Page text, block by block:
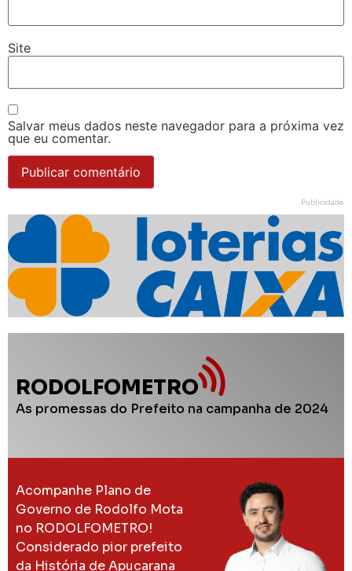
Site
Salvar meus dados neste navegador para a próxima vez
que eu comentar.
Publicidade
RODOLFOMETRO
As promessas do Prefeito na campanha de 2024
Acompanhe Plano de
Governo de Rodolfo Mota
no RODOLFOMETRO!
Considerado pior prefeito
da História de Apucarana